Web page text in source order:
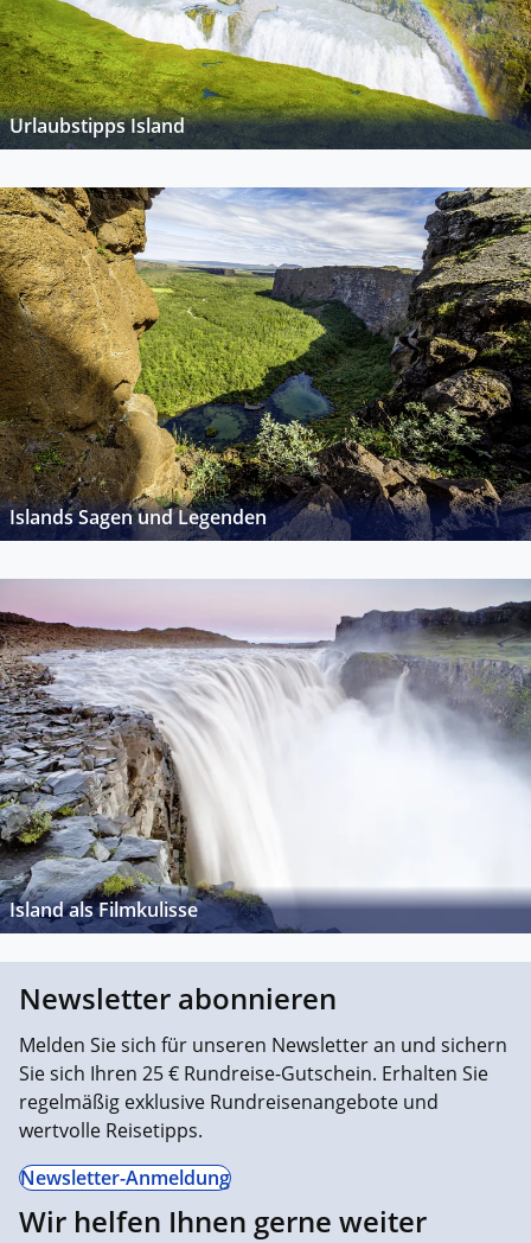
Urlaubstipps Island
Islands Sagen und Legenden
Island als Filmkulisse
Newsletter abonnieren
Melden Sie sich für unseren Newsletter an und sichern
Sie sich Ihren 25 € Rundreise-Gutschein. Erhalten Sie
regelmäßig exklusive Rundreisenangebote und
wertvolle Reisetipps.
Newsletter-Anmeldung
Wir helfen Ihnen gerne weiter